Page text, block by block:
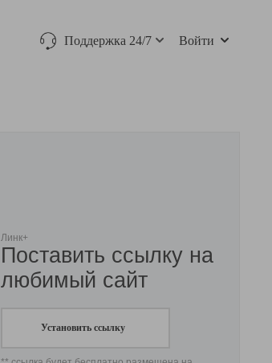
Поддержка 24/7 Войти
Линк+
Поставить ссылку на
любимый сайт
Установить ссылку